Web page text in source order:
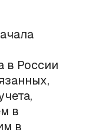
в России
в
в